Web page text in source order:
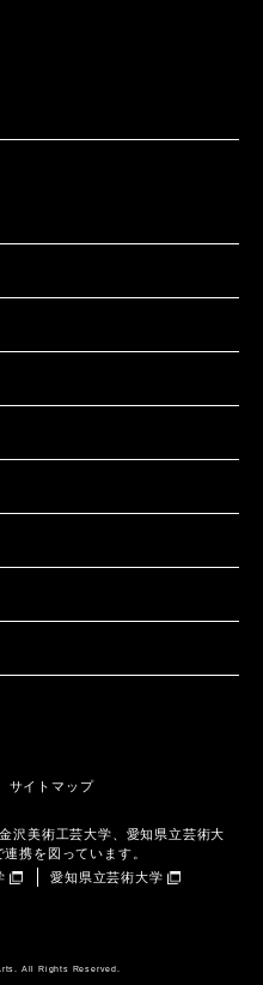
サイトマップ
沢美術工芸大学、愛知県立芸術大
携を図っています。
愛知県立芸術大学
All Rights Reserved.